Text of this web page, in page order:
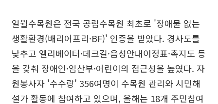
일월수목원은 전국 공립수목원 최초로 '장애물 없는
생활환경(배리어프리·BF)' 인증을 받았다. 경사도를
낮추고 엘리베이터·데크길·음성안내이정표·촉지도 등
을 갖춰 장애인·임산부·어린이의 접근성을 높였다. 자
원봉사자 '수수랑' 356여명이 수목원 관리와 시민해
설가 활동에 참여하고 있으며, 올해는 18개 주민참여